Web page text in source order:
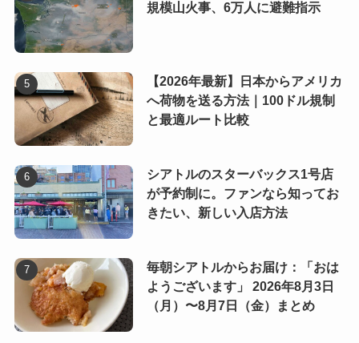
規模山火事、6万人に避難指示
【2026年最新】日本からアメリカ
へ荷物を送る方法｜100ドル規制
と最適ルート比較
シアトルのスターバックス1号店
が予約制に。ファンなら知ってお
きたい、新しい入店方法
毎朝シアトルからお届け：「おは
ようございます」 2026年8月3日
（月）〜8月7日（金）まとめ